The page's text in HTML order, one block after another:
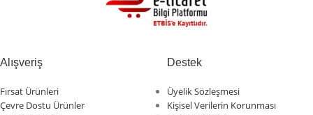
Alışveriş
Fırsat Ürünleri
Çevre Dostu Ürünler
Destek
Üyelik Sözleşmesi
Kişisel Verilerin Korunması